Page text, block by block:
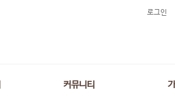
로그인
커뮤니티